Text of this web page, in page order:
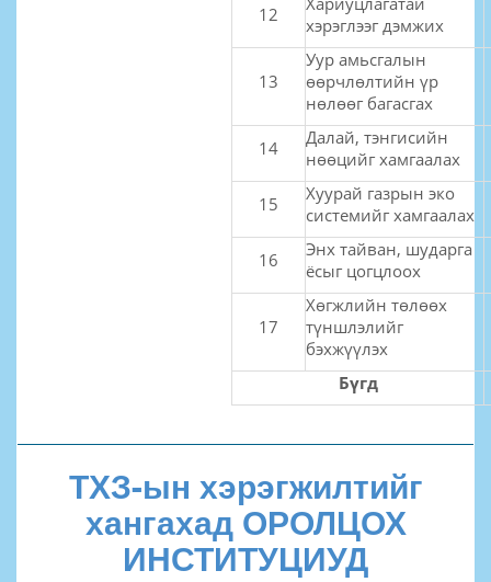
12
хэрэглээг дэмжих
13
Уур амьсгалын
өөрчлөлтийн үр
нөлөөг багасгах
14
Далай, тэнгисийн
нөөцийг хамгаалах
15
Хуурай газрын эко
системийг хамгаалах
16
Энх тайван, шударга
ёсыг цогцлоох
17
Хөгжлийн төлөөх
түншлэлийг
бэхжүүлэх
Бүгд
ТХЗ-ын хэрэгжилтийг
хангахад ОРОЛЦОХ
ИНСТИТУЦИУД